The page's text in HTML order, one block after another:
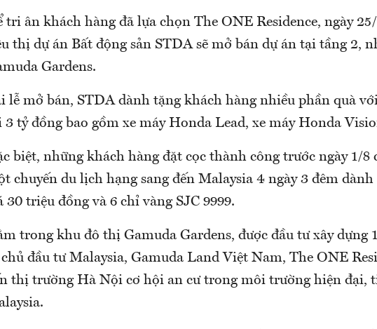
tri ân khách hàng đã lựa chọn The ONE Residence, ngày
thị dự án Bất động sản STDA sẽ mở bán dự án tại tầng 2,
Gardens.
lễ mở bán, STDA dành tặng khách hàng nhiều phần quà
3 tỷ đồng bao gồm xe máy Honda Lead, xe máy Honda
biệt, những khách hàng đặt cọc thành công trước ngày 1/8
chuyến du lịch hạng sang đến Malaysia 4 ngày 3 đêm
30 triệu đồng và 6 chỉ vàng SJC 9999.
trong khu đô thị Gamuda Gardens, được đầu tư xây dựng
đầu tư Malaysia, Gamuda Land Việt Nam, The ONE
thị trường Hà Nội cơ hội an cư trong môi trường hiện đại,